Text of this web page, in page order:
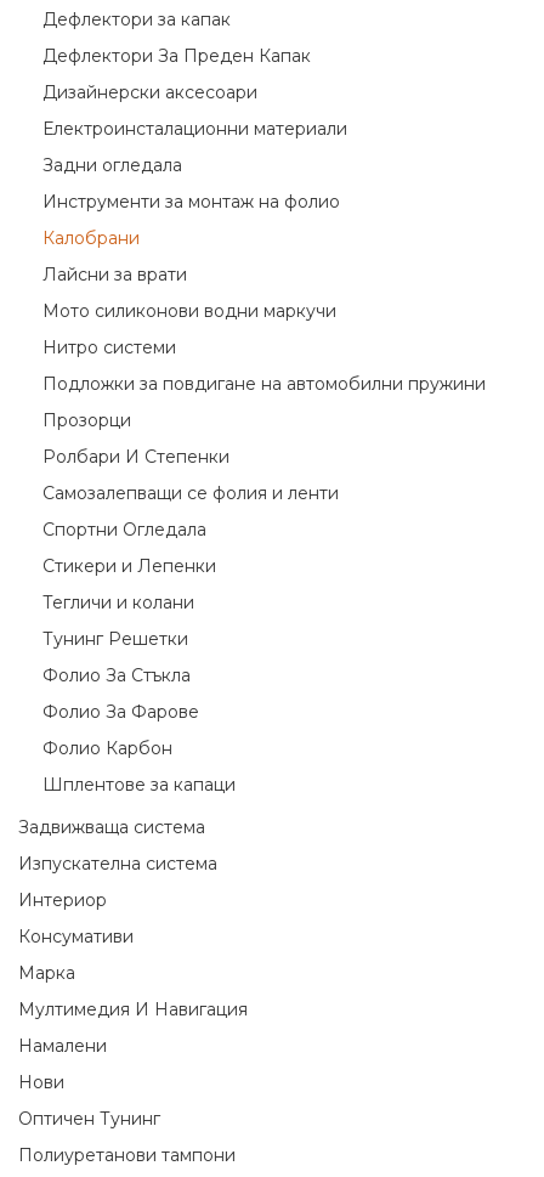
Дефлектори за капак
Дефлектори За Преден Капак
Дизайнерски аксесоари
Електроинсталационни материали
Задни огледала
Инструменти за монтаж на фолио
Калобрани
Лайсни за врати
Мото силиконови водни маркучи
Нитро системи
Подложки за повдигане на автомобилни пружини
Прозорци
Ролбари И Степенки
Самозалепващи се фолия и ленти
Спортни Огледала
Стикери и Лепенки
Тегличи и колани
Тунинг Решетки
Фолио За Стъкла
Фолио За Фарове
Фолио Карбон
Шплентове за капаци
Задвижваща система
Изпускателна система
Интериор
Консумативи
Марка
Мултимедия И Навигация
Намалени
Нови
Оптичен Тунинг
Полиуретанови тампони